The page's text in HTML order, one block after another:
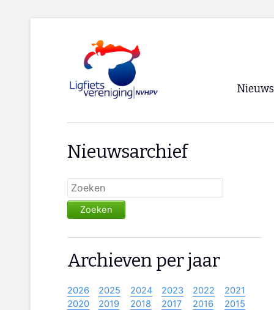
Nieuws
Nieuwsarchief
Zoeken
Archieven per jaar
2026 2025 2024 2023 2022
2021
2020
2019 2018 2017 2016
2015